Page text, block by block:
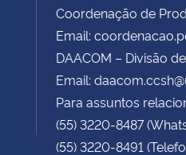
Coordenação de
Email:
DAACOM – Divisão
Email:
Para assuntos
(55) 3220-8487
(55) 3220-8491